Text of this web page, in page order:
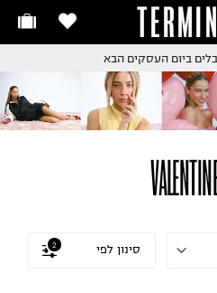
ביום העסקים הבא
סינון לפי 2